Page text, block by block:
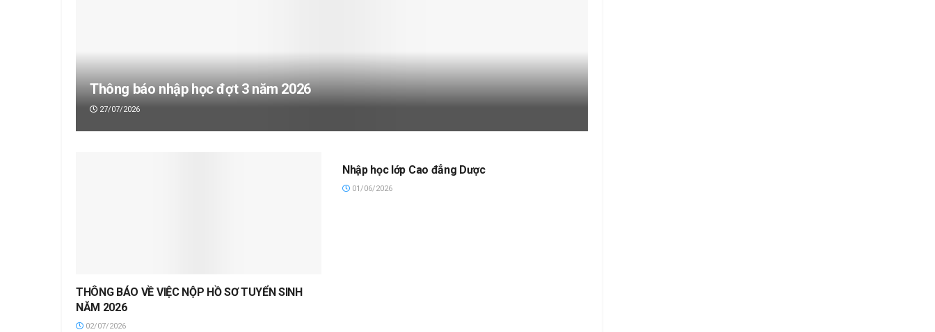
Thông báo nhập học đợt 3 năm 2026
27/07/2026
THÔNG BÁO VỀ VIỆC NỘP HỒ SƠ TUYỂN SINH
NĂM 2026
02/07/2026
Nhập học lớp Cao đẳng Dược
01/06/2026